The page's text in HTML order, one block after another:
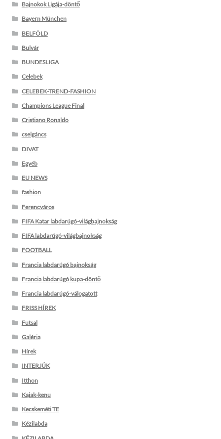
Bajnokok Ligája-döntő
Bayern München
BELFÖLD
Bulvár
BUNDESLIGA
Celebek
CELEBEK-TREND-FASHION
Champions League Final
Cristiano Ronaldo
cselgáncs
DIVAT
Egyéb
EU NEWS
fashion
Ferencváros
FIFA Katar labdarúgó-világbajnokság
FIFA labdarúgó-világbajnokság
FOOTBALL
Francia labdarúgó bajnokság
Francia labdarúgó kupa-döntő
Francia labdarúgó-válogatott
FRISS HÍREK
Futsal
Galéria
Hírek
INTERJÚK
Itthon
Kajak-kenu
Kecskeméti TE
Kézilabda